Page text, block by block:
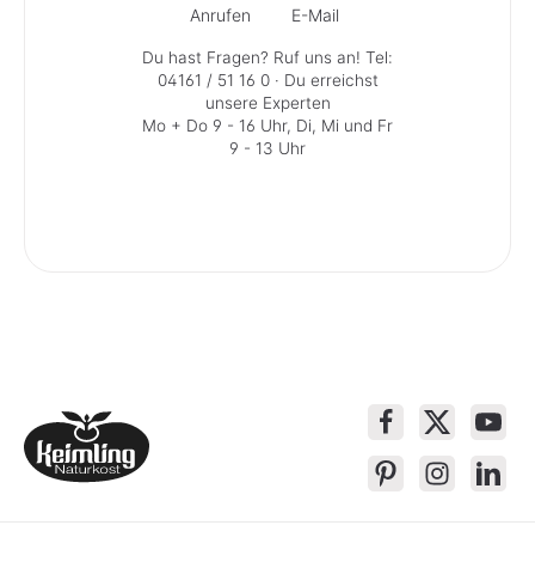
Anrufen E-Mail
Du hast Fragen? Ruf uns an! Tel:
04161 / 51 16 0· Du erreichst
unsere Experten
Mo + Do 9 - 16 Uhr, Di, Mi und Fr
9 - 13 Uhr